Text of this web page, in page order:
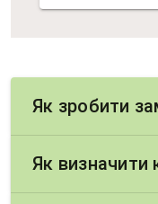
Як зробити
Як визначити